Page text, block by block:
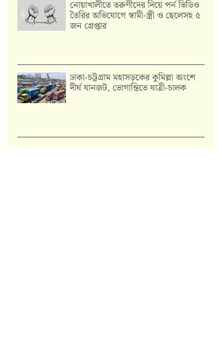
নোয়াখালীতে তরুণীদের দিয়ে পর্ন ভিডিও
তৈরির অভিযোগে স্বামী-স্ত্রী ও ছেলেসহ ৫
জন গ্রেপ্তার
ঢাকা-চট্টগ্রাম মহাসড়কের কুমিল্লা অংশে
দীর্ঘ যানজট, ভোগান্তিতে যাত্রী-চালক